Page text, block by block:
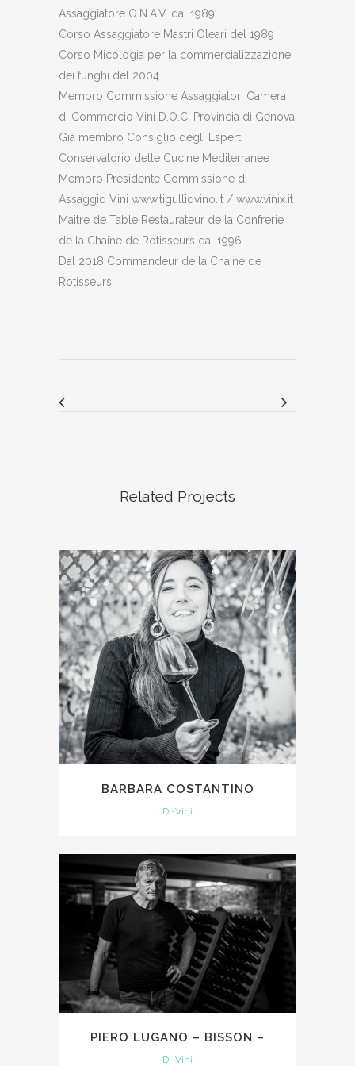
Assaggiatore O.N.A.V. dal 1989
Corso Assaggiatore Mastri Oleari del 1989
Corso Micologia per la commercializzazione
dei funghi del 2004
Membro Commissione Assaggiatori Camera
di Commercio Vini D.O.C. Provincia di Genova
Già membro Consiglio degli Esperti
Conservatorio delle Cucine Mediterranee
Membro Presidente Commissione di
Assaggio Vini www.tigulliovino.it / www.vinix.it
Maitre de Table Restaurateur de la Confrerie
de la Chaine de Rotisseurs dal 1996.
Dal 2018 Commandeur de la Chaine de
Rotisseurs.
Related Projects
BARBARA COSTANTINO
Di-Vini
PIERO LUGANO – BISSON –
Di-Vini